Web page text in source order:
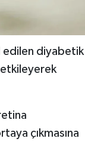
edilen diyabetik
etkileyerek
çıkmasına